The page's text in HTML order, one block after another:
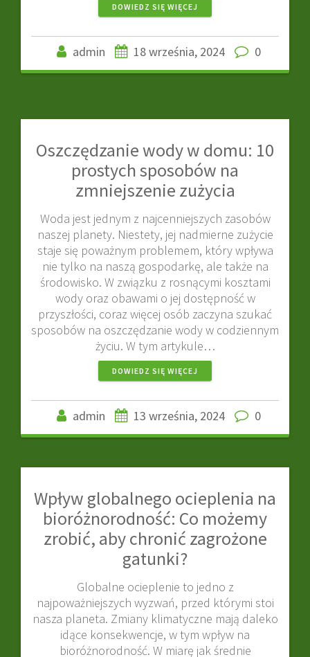
DOWIEDZ SIĘ WIĘCEJ
admin 18 września, 2024 0
Oszczędzanie wody w domu: 10
prostych sposobów na
zmniejszenie zużycia
Woda jest jednym z najcenniejszych zasobów
naszej planety. Niestety, jej nadmierne zużycie
staje się poważnym problemem, który wpływa
nie tylko na naszą gospodarkę, ale także na
środowisko. W związku z rosnącymi kosztami
wody oraz obawami o jej dostępność w
przyszłości, coraz więcej osób zaczyna szukać
sposobów na oszczędzanie wody w codziennym
życiu. W tym artykule…
DOWIEDZ SIĘ WIĘCEJ
admin 13 września, 2024 0
Wpływ globalnego ocieplenia na
bioróżnorodność: Co możemy
zrobić, aby chronić zagrożone
gatunki?
Globalne ocieplenie to jedno z
najpoważniejszych wyzwań, przed którymi stoi
nasza planeta. Zmiany klimatyczne mają daleko
idące konsekwencje, w tym wpływ na
bioróżnorodność. W miarę jak średnie